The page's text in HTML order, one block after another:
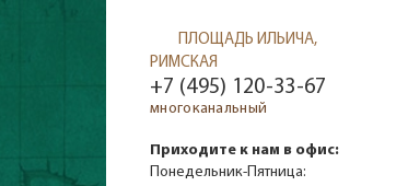
ПЛОЩАДЬ ИЛЬИЧА,
РИМСКАЯ
+7 (495) 120-33-67
многоканальный
Приходите к нам в офис:
Понедельник-Пятница: